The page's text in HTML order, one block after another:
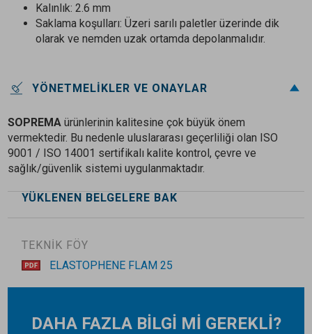
Kalınlık: 2.6 mm
Saklama koşulları: Üzeri sarılı paletler üzerinde dik
olarak ve nemden uzak ortamda depolanmalıdır.
YÖNETMELIKLER VE ONAYLAR
SOPREMA ürünlerinin kalitesine çok büyük önem
vermektedir. Bu nedenle uluslararası geçerliliği olan ISO
9001 / ISO 14001 sertifikalı kalite kontrol, çevre ve
sağlık/güvenlik sistemi uygulanmaktadır.
YÜKLENEN BELGELERE BAK
TEKNİK FÖY
ELASTOPHENE FLAM 25
DAHA FAZLA BİLGİ Mİ GEREKLİ?